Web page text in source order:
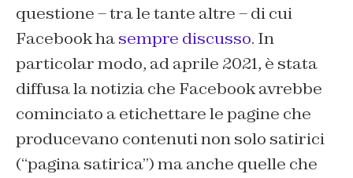
questione – tra le tante altre – di cui
Facebook hasempre discusso. In
particolar modo, ad aprile 2021, è stata
diffusa la notizia che Facebook avrebbe
cominciato a etichettare le pagine che
producevano contenuti non solo satirici
(“pagina satirica”) ma anche quelle che